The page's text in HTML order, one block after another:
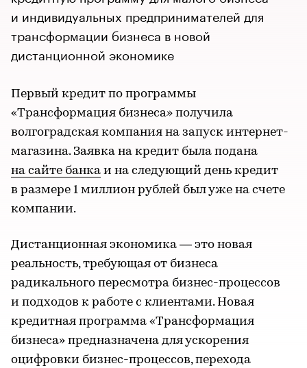
и индивидуальных предпринимателей для
трансформации бизнеса в новой
дистанционной экономике
Первый кредит по программы
«Трансформация бизнеса» получила
волгоградская компания на запуск интернет-
магазина. Заявка на кредит была подана
на сайте банка и на следующий день кредит
в размере 1 миллион рублей был уже на счете
компании.
Дистанционная экономика — это новая
реальность, требующая от бизнеса
радикального пересмотра бизнес-процессов
и подходов к работе с клиентами. Новая
кредитная программа «Трансформация
бизнеса» предназначена для ускорения
оцифровки бизнес-процессов, перехода